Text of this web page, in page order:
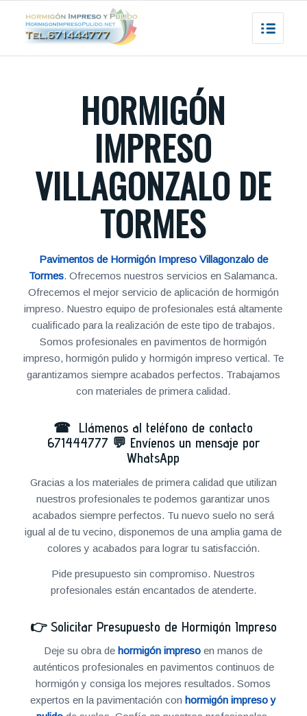
HORMIGÓN
IMPRESO
VILLAGONZALO DE
TORMES
Pavimentos de Hormigón Impreso Villagonzalo de
Tormes. Ofrecemos nuestros servicios en Salamanca.
Ofrecemos el mejor servicio de aplicación de hormigón
impreso. Nuestro equipo de profesionales está altamente
cualificado para la realización de este tipo de trabajos.
Somos profesionales en pavimentos de hormigón
impreso, hormigón pulido y hormigón impreso vertical. Te
garantizamos siempre acabados perfectos. Trabajamos
con materiales de primera calidad.
☎ Llámenos al teléfono de contacto
671444777 💬 Envíenos un mensaje por
WhatsApp
Gracias a los materiales de primera calidad que utilizan
nuestros profesionales te podemos garantizar unos
acabados siempre perfectos. Tu nuevo suelo no será
igual al de tu vecino, disponemos de una amplia gama de
colores y acabados para lograr tu satisfacción.
Pide presupuesto sin compromiso. Nuestros
profesionales están encantados de atenderte.
👉 Solicitar Presupuesto de Hormigón Impreso
Deje su obra dehormigón impreso en manos de
auténticos profesionales en pavimentos continuos de
hormigón y consiga los mejores resultados. Somos
expertos en la pavimentación conhormigón impreso y